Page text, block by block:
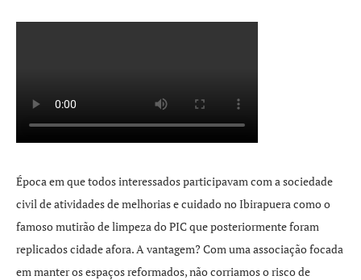
Época em que todos interessados participavam com a sociedade
civil de atividades de melhorias e cuidado no Ibirapuera como o
famoso mutirão de limpeza do PIC que posteriormente foram
replicados cidade afora. A vantagem? Com uma associação focada
em manter os espaços reformados, não corriamos o risco de